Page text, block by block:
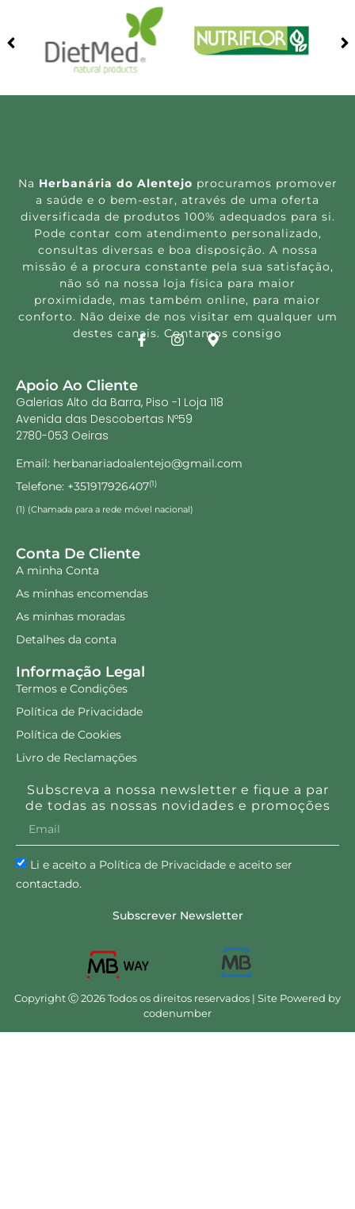
Na Herbanária do Alentejo procuramos promover
a saúde e o bem-estar, através de uma oferta
diversificada de produtos 100% adequados para si.
Pode contar com atendimento personalizado,
consultas diversas e boa disposição. A nossa
missão é a procura constante pela sua satisfação,
não só na nossa loja física para maior
proximidade, mas também online, para maior
conforto. Não deixe de nos visitar em qualquer um
destes canais. Contamos consigo
Apoio Ao Cliente
Galerias Alto da Barra, Piso -1 Loja 118
Avenida das Descobertas Nº59
2780-053 Oeiras
Email: herbanariadoalentejo@gmail.com
Telefone: +351917926407(1)
(1) (Chamada para a rede móvel nacional)
Conta De Cliente
A minha Conta
As minhas encomendas
As minhas moradas
Detalhes da conta
Informação Legal
Termos e Condições
Política de Privacidade
Política de Cookies
Livro de Reclamações
Subscreva a nossa newsletter e fique a par
de todas as nossas novidades e promoções
Li e aceito a Política de Privacidade e aceito ser
contactado.
Subscrever Newsletter
Copyright Ⓒ 2026 Todos os direitos reservados | Site Powered by
codenumber